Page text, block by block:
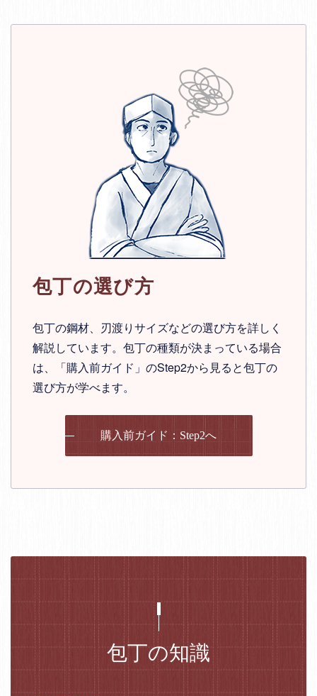
包丁の選び方
包丁の鋼材、刃渡りサイズなどの選び方を詳しく
解説しています。包丁の種類が決まっている場合
は、「購入前ガイド」のStep2から見ると包丁の
選び方が学べます。
購入前ガイド：Step2へ
包丁の知識